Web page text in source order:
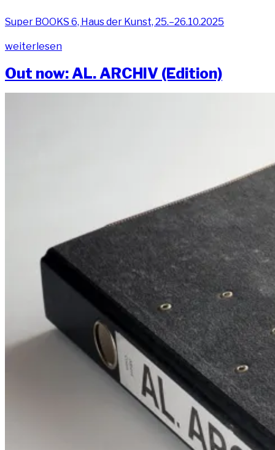
Super BOOKS 6, Haus der Kunst, 25.–26.10.2025
„Super
6, 2025“
wei­ter­le­sen
Out now: AL. ARCHIV (Edi­ti­on)